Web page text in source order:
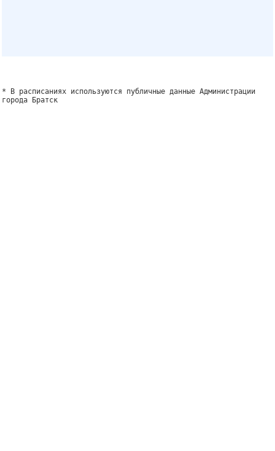
* В расписаниях используются публичные данные Администрации
города Братск